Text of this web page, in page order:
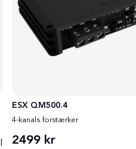
ESX QM500.4
4-kanals forstærker
2499 kr